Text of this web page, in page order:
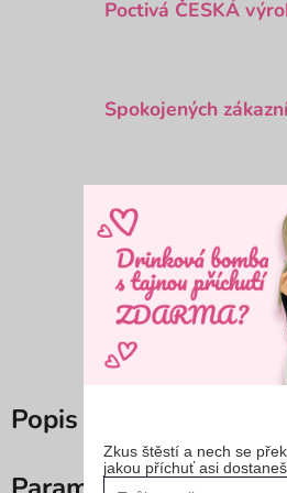
Poctivá ČESKÁ
Spokojených
Kvalitní a čerstvé
Rodinná firma z
Popis
Zkus štěstí a nech se
jakou příchuť asi dostaneš.